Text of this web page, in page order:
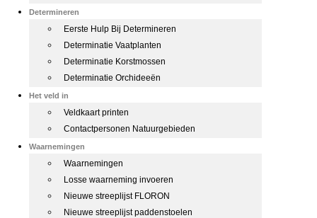
Determineren
Eerste Hulp Bij Determineren
Determinatie Vaatplanten
Determinatie Korstmossen
Determinatie Orchideeën
Het veld in
Veldkaart printen
Contactpersonen Natuurgebieden
Waarnemingen
Waarnemingen
Losse waarneming invoeren
Nieuwe streeplijst FLORON
Nieuwe streeplijst paddenstoelen